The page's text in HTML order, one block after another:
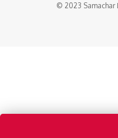
© 2023 Samachar